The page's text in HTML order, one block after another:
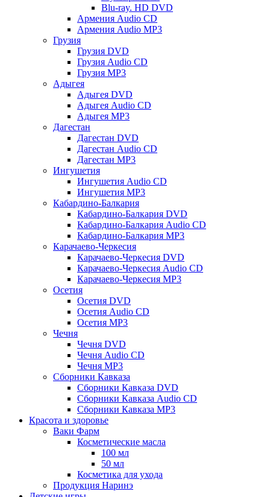
Blu-ray. HD DVD
Армения Audio CD
Армения Audio MP3
Грузия
Грузия DVD
Грузия Audio CD
Грузия MP3
Адыгея
Адыгея DVD
Адыгея Audio CD
Адыгея MP3
Дагестан
Дагестан DVD
Дагестан Audio CD
Дагестан MP3
Ингушетия
Ингушетия Audio CD
Ингушетия MP3
Кабардино-Балкария
Кабардино-Балкария DVD
Кабардино-Балкария Audio CD
Кабардино-Балкария MP3
Карачаево-Черкесия
Карачаево-Черкесия DVD
Карачаево-Черкесия Audio CD
Карачаево-Черкесия MP3
Осетия
Осетия DVD
Осетия Audio CD
Осетия MP3
Чечня
Чечня DVD
Чечня Audio CD
Чечня MP3
Сборники Кавказа
Сборники Кавказа DVD
Сборники Кавказа Audio CD
Сборники Кавказа MP3
Красота и здоровье
Ваки Фарм
Косметические масла
100 мл
50 мл
Косметика для ухода
Продукция Наринэ